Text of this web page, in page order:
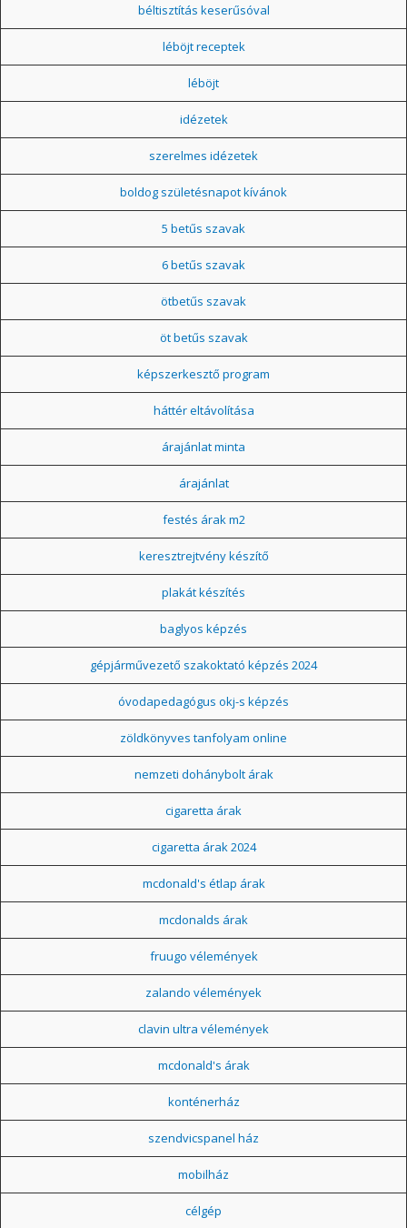
béltisztítás keserűsóval
léböjt receptek
léböjt
idézetek
szerelmes idézetek
boldog születésnapot kívánok
5 betűs szavak
6 betűs szavak
ötbetűs szavak
öt betűs szavak
képszerkesztő program
háttér eltávolítása
árajánlat minta
árajánlat
festés árak m2
keresztrejtvény készítő
plakát készítés
baglyos képzés
gépjárművezető szakoktató képzés 2024
óvodapedagógus okj-s képzés
zöldkönyves tanfolyam online
nemzeti dohánybolt árak
cigaretta árak
cigaretta árak 2024
mcdonald's étlap árak
mcdonalds árak
fruugo vélemények
zalando vélemények
clavin ultra vélemények
mcdonald's árak
konténerház
szendvicspanel ház
mobilház
célgép